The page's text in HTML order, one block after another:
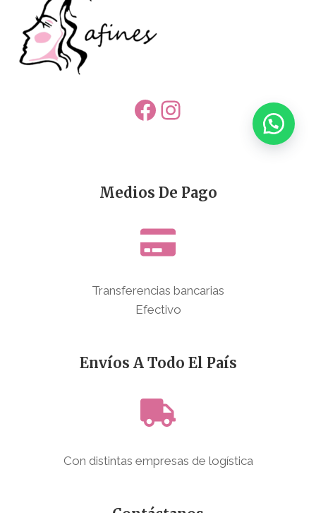
Facebook
Instagram
Medios De Pago
Transferencias bancarias
Efectivo
Envíos A Todo El País
Con distintas empresas de logística